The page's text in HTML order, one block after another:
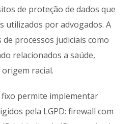
de proteção de dados que
utilizados por advogados. A
de processos judiciais como
relacionados a saúde,
racial.
fixo permite implementar
pela LGPD: firewall com